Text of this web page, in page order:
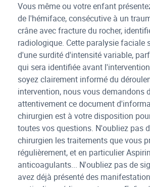
Vous même ou votre enfant
de l'hémiface, consécutive à un
crâne avec fracture du rocher,
radiologique. Cette paralysie faciale
d'une surdité d'intensité variable,
qui sera identifiée avant
soyez clairement informé du
intervention, nous vous demandons
attentivement ce document
chirurgien est à votre disposition
toutes vos questions. N'oubliez pas
chirurgien les traitements que vous
régulièrement, et en particulier
anticoagulants... N'oubliez pas de
avez déjà présenté des